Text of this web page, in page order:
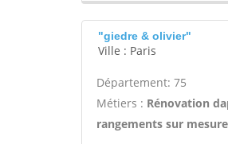
"giedre & olivier"
Ville : Paris
Département: 75
Métiers : Rénovation
rangements sur